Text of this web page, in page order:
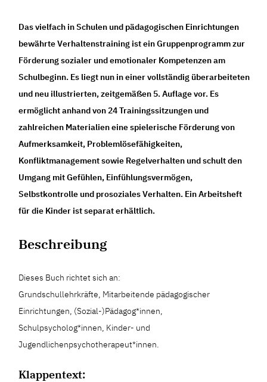
Das vielfach in Schulen und pädagogischen Einrichtungen
bewährte Verhaltenstraining ist ein Gruppenprogramm zur
Förderung sozialer und emotionaler Kompetenzen am
Schulbeginn. Es liegt nun in einer vollständig überarbeiteten
und neu illustrierten, zeitgemäßen 5. Auflage vor. Es
ermöglicht anhand von 24 Trainingssitzungen und
zahlreichen Materialien eine spielerische Förderung von
Aufmerksamkeit, Problemlösefähigkeiten,
Konfliktmanagement sowie Regelverhalten und schult den
Umgang mit Gefühlen, Einfühlungsvermögen,
Selbstkontrolle und prosoziales Verhalten. Ein Arbeitsheft
für die Kinder ist separat erhältlich.
Beschreibung
Dieses Buch richtet sich an:
Grundschullehrkräfte, Mitarbeitende pädagogischer
Einrichtungen, (Sozial-)Pädagog*innen,
Schulpsycholog*innen, Kinder- und
Jugendlichenpsychotherapeut*innen.
Klappentext: